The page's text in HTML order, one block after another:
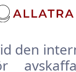
den